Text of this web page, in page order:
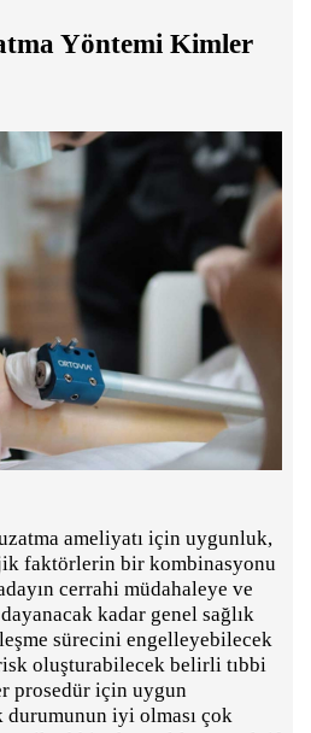
Yöntemi Kimler
ameliyatı için uygunluk,
faktörlerin bir kombinasyonu
cerrahi müdahaleye ve
kadar genel sağlık
sürecini engelleyebilecek
oluşturabilecek belirli tıbbi
prosedür için uygun
durumunun iyi olması çok